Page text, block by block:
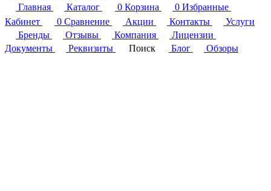
Главная
Каталог 0 Корзина 0 Избранные
Кабинет
0 Сравнение Акции Контакты
Услуги
Бренды
Отзывы Компания
Лицензии
Документы
Реквизиты Поиск Блог Обзоры